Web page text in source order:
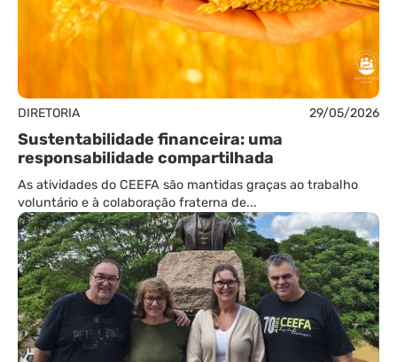
DIRETORIA 29/05/2026
Sustentabilidade financeira: uma
responsabilidade compartilhada
As atividades do CEEFA são mantidas graças ao trabalho
voluntário e à colaboração fraterna de...